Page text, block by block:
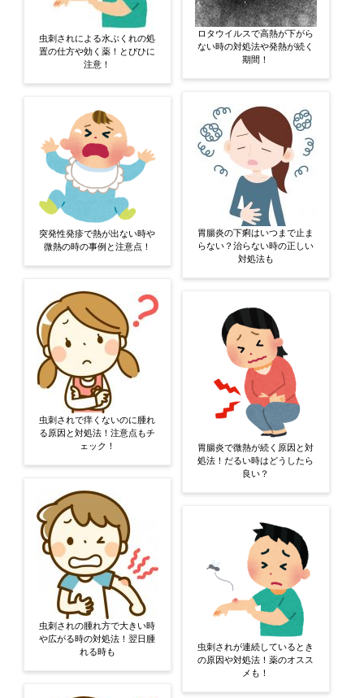
虫刺されによる水ぶくれの処
置の仕方や効く薬！とびひに
注意！
突発性発疹で熱が出ない時や
微熱の時の事例と注意点！
虫刺されで痒くないのに腫れ
る原因と対処法！注意点もチ
ェック！
虫刺されの腫れ方で大きい時
や広がる時の対処法！翌日腫
れる時も
ロタウイルスで高熱が下がら
ない時の対処法や発熱が続く
期間！
胃腸炎の下痢はいつまで止ま
らない？治らない時の正しい
対処法も
胃腸炎で微熱が続く原因と対
処法！だるい時はどうしたら
良い？
虫刺されが連続しているとき
の原因や対処法！薬のオスス
メも！